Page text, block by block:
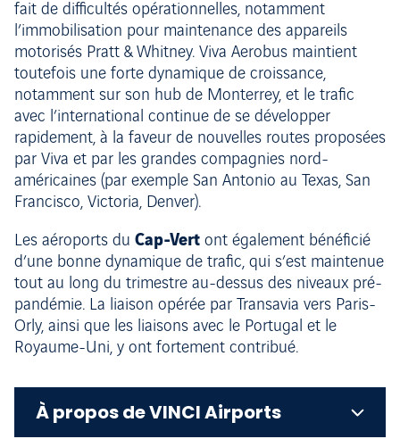
fait de difficultés opérationnelles, notamment
l’immobilisation pour maintenance des appareils
motorisés Pratt & Whitney. Viva Aerobus maintient
toutefois une forte dynamique de croissance,
notamment sur son hub de Monterrey, et le trafic
avec l’international continue de se développer
rapidement, à la faveur de nouvelles routes proposées
par Viva et par les grandes compagnies nord-
américaines (par exemple San Antonio au Texas, San
Francisco, Victoria, Denver).
Les aéroports du Cap-Vert ont également bénéficié
d’une bonne dynamique de trafic, qui s’est maintenue
tout au long du trimestre au-dessus des niveaux pré-
pandémie. La liaison opérée par Transavia vers Paris-
Orly, ainsi que les liaisons avec le Portugal et le
Royaume-Uni, y ont fortement contribué.
À propos de VINCI Airports